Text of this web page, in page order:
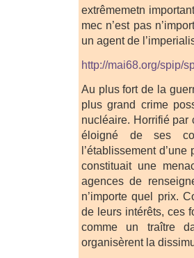
extrêmemetn
mec n’est pas
un agent de
http://mai68.org/spip/
Au plus fort de la
plus grand crime
nucléaire. Horrifié par
éloigné de ses
l’établissement
constituait une
agences de
n’importe quel prix.
de leurs intérêts, ces
comme un traître
organisèrent la